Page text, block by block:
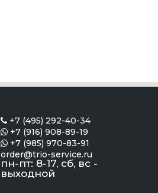
 +7 (495) 292-40-34
 +7 (916) 908-89-19
 +7 (985) 970-83-91
order@trio-service.ru
пн-пт: 8-17, сб, вс -
выходной